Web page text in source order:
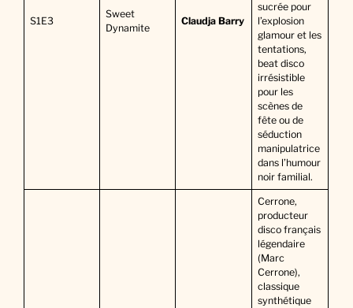
S1E3
Sweet
Dynamite
Claudja Barry
sucrée pour
l’explosion
glamour et les
tentations,
beat disco
irrésistible
pour les
scènes de
fête ou de
séduction
manipulatrice
dans l’humour
noir familial.
Cerrone,
producteur
disco français
légendaire
(Marc
Cerrone),
classique
synthétique